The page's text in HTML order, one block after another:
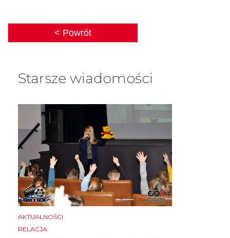
< Powrót
Starsze wiadomości
AKTUALNOŚCI
RELACJA